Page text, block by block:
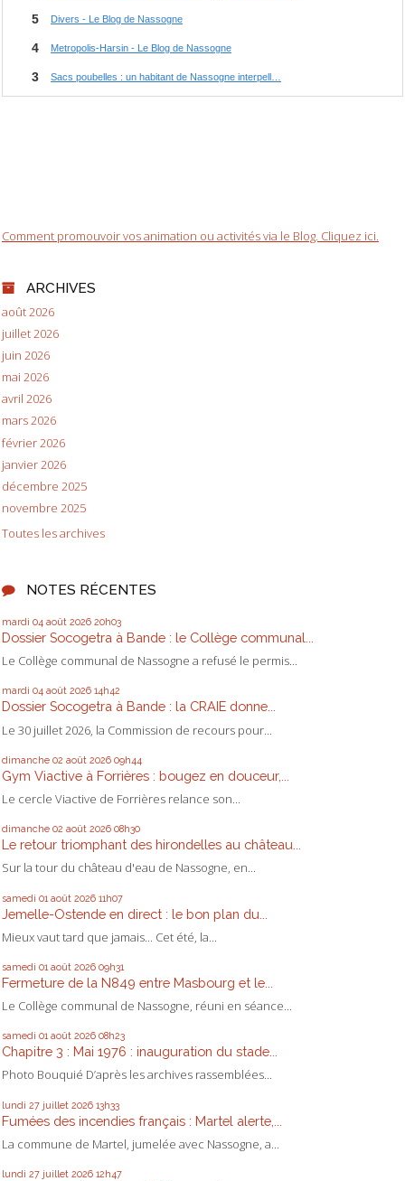
Comment promouvoir vos animation ou activités via le Blog. Cliquez ici.
ARCHIVES
août 2026
juillet 2026
juin 2026
mai 2026
avril 2026
mars 2026
février 2026
janvier 2026
décembre 2025
novembre 2025
Toutes les archives
NOTES RÉCENTES
mardi 04 août 2026 20h03
Dossier Socogetra à Bande : le Collège communal...
Le Collège communal de Nassogne a refusé le permis...
mardi 04 août 2026 14h42
Dossier Socogetra à Bande : la CRAIE donne...
Le 30 juillet 2026, la Commission de recours pour...
dimanche 02 août 2026 09h44
Gym Viactive à Forrières : bougez en douceur,...
Le cercle Viactive de Forrières relance son...
dimanche 02 août 2026 08h30
Le retour triomphant des hirondelles au château...
Sur la tour du château d'eau de Nassogne, en...
samedi 01 août 2026 11h07
Jemelle-Ostende en direct : le bon plan du...
Mieux vaut tard que jamais... Cet été, la...
samedi 01 août 2026 09h31
Fermeture de la N849 entre Masbourg et le...
Le Collège communal de Nassogne, réuni en séance...
samedi 01 août 2026 08h23
Chapitre 3 : Mai 1976 : inauguration du stade...
Photo Bouquié D’après les archives rassemblées...
lundi 27 juillet 2026 13h33
Fumées des incendies français : Martel alerte,...
La commune de Martel, jumelée avec Nassogne, a...
lundi 27 juillet 2026 12h47